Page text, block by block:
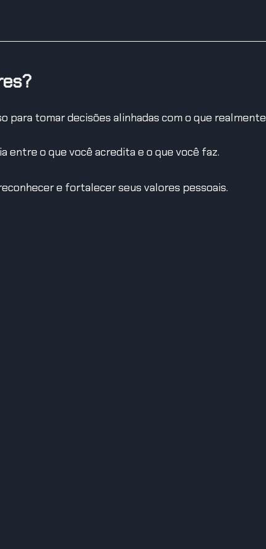
para tomar decisões alinhadas com o que realmente
entre o que você acredita e o que você faz.
e fortalecer seus valores pessoais.